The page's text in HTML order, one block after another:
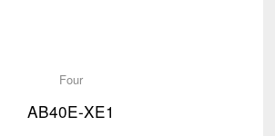
Four
AB40E-XE1